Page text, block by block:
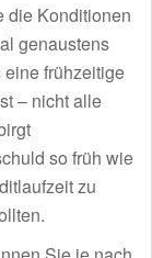
die Konditionen
genaustens
frühzeitige
– nicht alle
so früh wie
zu